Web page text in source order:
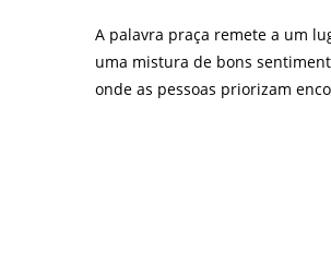
A palavra praça remete a um
uma mistura de bons
onde as pessoas priorizam